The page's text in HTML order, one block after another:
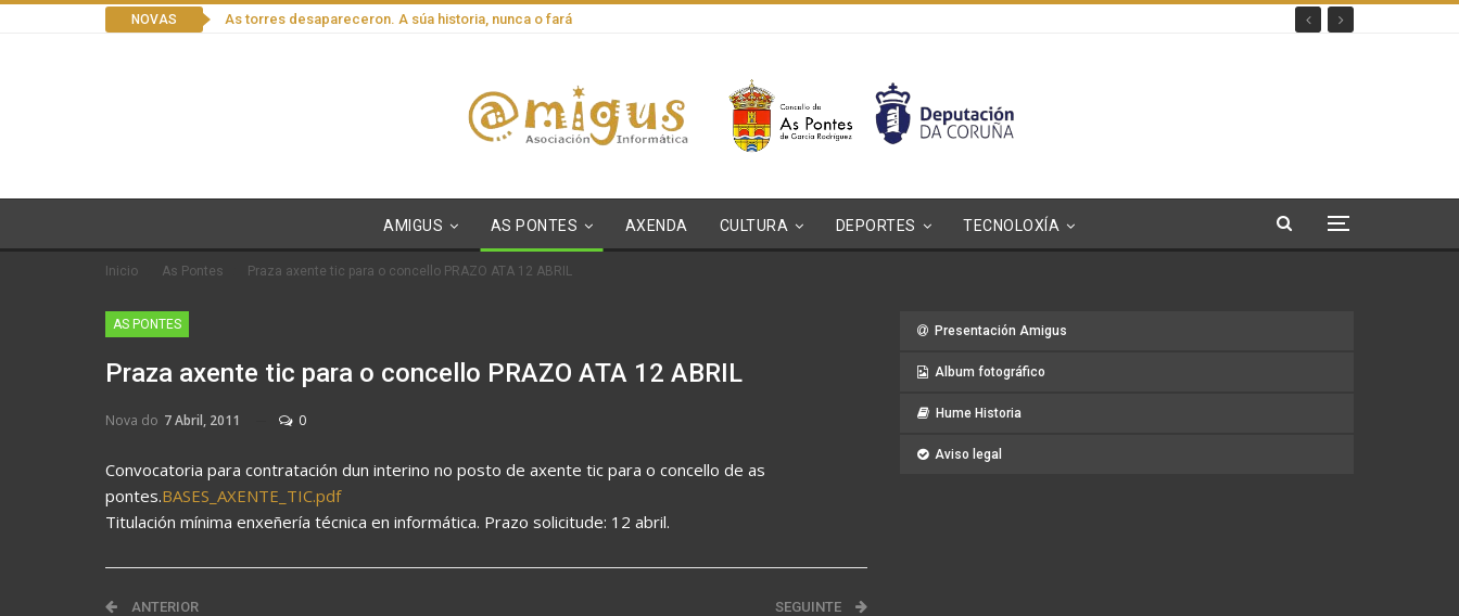
NOVAS As torres desapareceron. A súa historia, nunca o fará
AMIGUS AS PONTES AXENDA CULTURA DEPORTES TECNOLOXÍA
Inicio As Pontes Praza axente tic para o concello PRAZO ATA 12 ABRIL
AS PONTES
Praza axente tic para o concello PRAZO ATA 12 ABRIL
Nova do 7 Abril, 2011 0
Convocatoria para contratación dun interino no posto de axente tic para o concello de as
pontes.BASES_AXENTE_TIC.pdf
Titulación mínima enxeñería técnica en informática. Prazo solicitude: 12 abril.
ANTERIOR SEGUINTE
Presentación Amigus
Album fotográfico
Hume Historia
Aviso legal